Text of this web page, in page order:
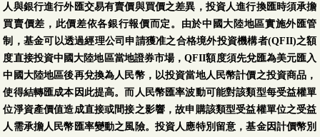
人與銀行進行外匯交易有賣價與買價之差異，投資人進行換匯時須承擔
買賣價差，此價差依各銀行報價而定。由於中國大陸地區實施外匯管
制，基金可以透過經理公司申請獲准之合格境外投資機構者(QFII)之額
度直接投資中國大陸地區當地證券市場，QFII額度須先兌匯為美元匯入
中國大陸地區後再兌換為人民幣，以投資當地人民幣計價之投資商品，
使得結轉匯成本因此提高。而人民幣匯率波動可能對該類型每受益權單
位淨資產價值造成直接或間接之影響，故申購該類型受益權單位之受益
人需承擔人民幣匯率變動之風險。投資人應特別留意，基金因計價幣別